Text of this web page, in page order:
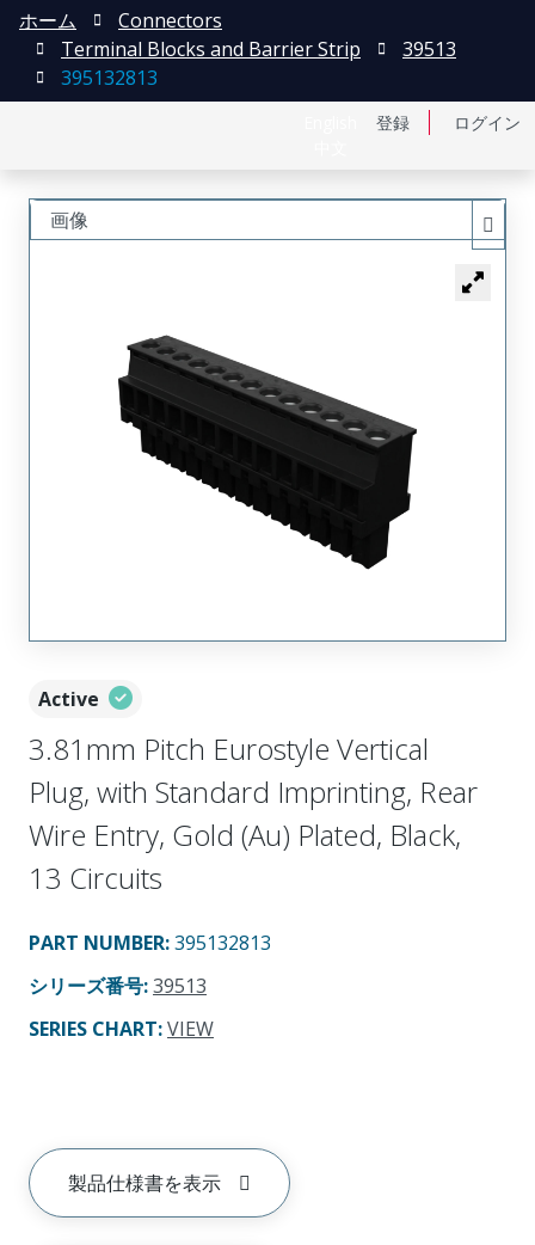
登録 ログイン
ホーム
Connectors
Terminal Blocks and Barrier Strip
39513
395132813
Active
3.81mm Pitch Eurostyle Vertical
Plug, with Standard Imprinting, Rear
Wire Entry, Gold (Au) Plated, Black,
13 Circuits
PART NUMBER:395132813
シリーズ番号:39513
SERIES CHART:VIEW
製品仕様書を表示
画像